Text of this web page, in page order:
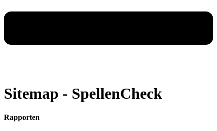
Sitemap - SpellenCheck
Rapporten